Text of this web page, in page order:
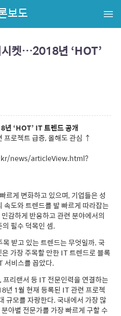
보도
시켓…2018년 ‘HOT’
‘HOT’ IT 트렌드 공개
프로젝트 급증, 올해도 관심 ↑
news/articleView.html?
르게 변화하고 있으며, 기업들은 성
속도와 트렌드를 발 빠르게 따라잡는
감하게 반응하고 관련 분야에서의
필수 덕목인 셈.
받고 있는 트렌드는 무엇일까. 국
가장 주목할 만한 IT 트렌드로 블록
서비스를 꼽았다.
리랜서 등 IT 전문인력을 연결하는
년 1월 현재 등록된 IT 관련 프로젝
규모를 자랑한다. 국내에서 가장 많
야별 전문가를 가장 빠르게 구할 수